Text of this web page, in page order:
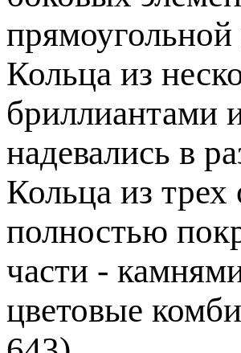
Кольца из
бриллиантами
надевались в
Кольца из
полностью
части -
цветовые